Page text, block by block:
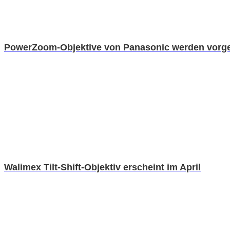
PowerZoom-Objektive von Panasonic werden
Walimex Tilt-Shift-Objektiv erscheint im April